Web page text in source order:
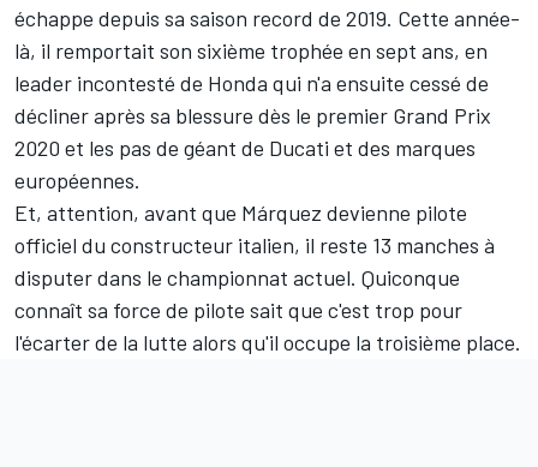
échappe depuis sa saison record de 2019. Cette année-
là, il remportait son sixième trophée en sept ans, en
leader incontesté de Honda qui n'a ensuite cessé de
décliner après sa blessure dès le premier Grand Prix
2020 et les pas de géant de Ducati et des marques
européennes.
Et, attention, avant que Márquez devienne pilote
officiel du constructeur italien, il reste 13 manches à
disputer dans le championnat actuel. Quiconque
connaît sa force de pilote sait que c'est trop pour
l'écarter de la lutte alors qu'il occupe la troisième place.